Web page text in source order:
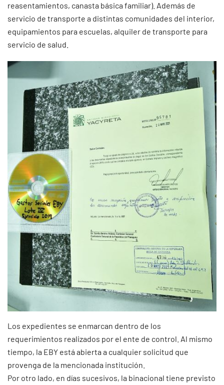
reasentamientos, canasta básica familiar). Además de
servicio de transporte a distintas comunidades del interior,
equipamientos para escuelas, alquiler de transporte para
servicio de salud.
Los expedientes se enmarcan dentro de los
requerimientos realizados por el ente de control. Al mismo
tiempo, la EBY está abierta a cualquier solicitud que
provenga de la mencionada institución.
Por otro lado, en días sucesivos, la binacional tiene previsto